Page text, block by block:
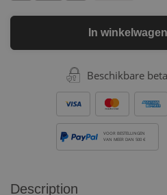
In winkelwagen
Beschikbare
VOOR BESTELLINGEN
VAN MEER DAN 500 €
Description